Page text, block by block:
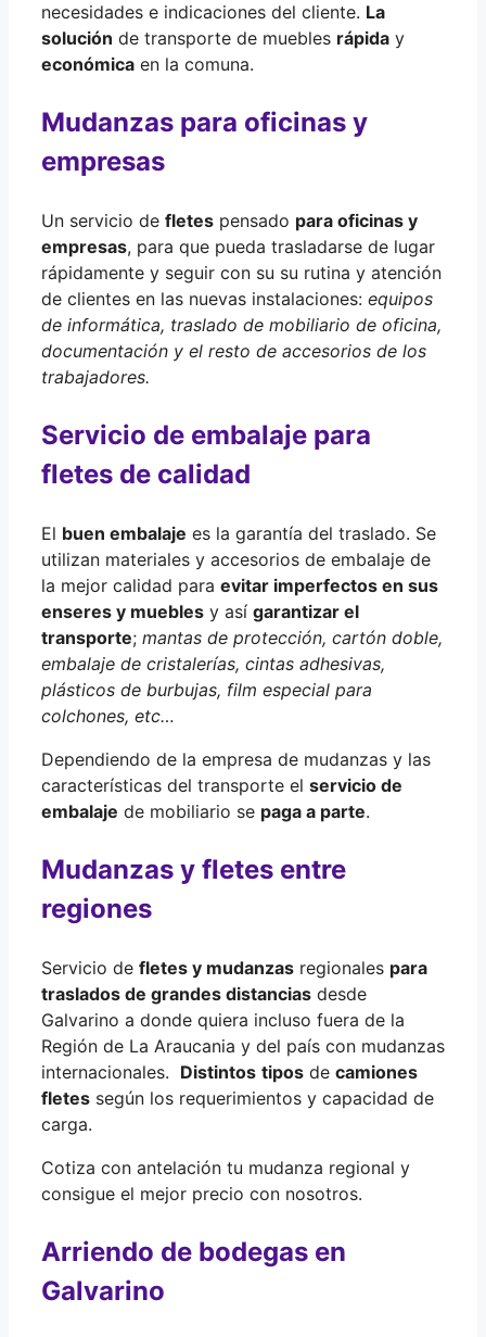
necesidades e indicaciones del cliente. La
solución de transporte de muebles rápida y
económica en la comuna.
Mudanzas para oficinas y
empresas
Un servicio de fletes pensado para oficinas y
empresas, para que pueda trasladarse de lugar
rápidamente y seguir con su su rutina y atención
de clientes en las nuevas instalaciones: equipos
de informática, traslado de mobiliario de oficina,
documentación y el resto de accesorios de los
trabajadores.
Servicio de embalaje para
fletes de calidad
El buen embalaje es la garantía del traslado. Se
utilizan materiales y accesorios de embalaje de
la mejor calidad para evitar imperfectos en sus
enseres y muebles y así garantizar el
transporte; mantas de protección, cartón doble,
embalaje de cristalerías, cintas adhesivas,
plásticos de burbujas, film especial para
colchones, etc…
Dependiendo de la empresa de mudanzas y las
características del transporte el servicio de
embalaje de mobiliario se paga a parte.
Mudanzas y fletes entre
regiones
Servicio de fletes y mudanzas regionales para
traslados de grandes distancias desde
Galvarino a donde quiera incluso fuera de la
Región de La Araucania y del país con mudanzas
internacionales. Distintos tipos de camiones
fletes según los requerimientos y capacidad de
carga.
Cotiza con antelación tu mudanza regional y
consigue el mejor precio con nosotros.
Arriendo de bodegas en
Galvarino